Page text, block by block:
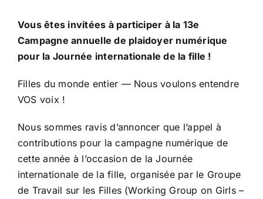
Vous êtes invitées à participer à la 13e
Campagne annuelle de plaidoyer numérique
pour la Journée internationale de la fille !
Filles du monde entier — Nous voulons entendre
VOS voix !
Nous sommes ravis d’annoncer que l’appel à
contributions pour la campagne numérique de
cette année à l’occasion de la Journée
internationale de la fille, organisée par le Groupe
de Travail sur les Filles (Working Group on Girls –